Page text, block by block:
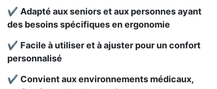
✔ Adapté aux seniors et aux personnes ayant
des besoins spécifiques en ergonomie
✔ Facile à utiliser et à ajuster pour un confort
personnalisé
✔ Convient aux environnements médicaux,